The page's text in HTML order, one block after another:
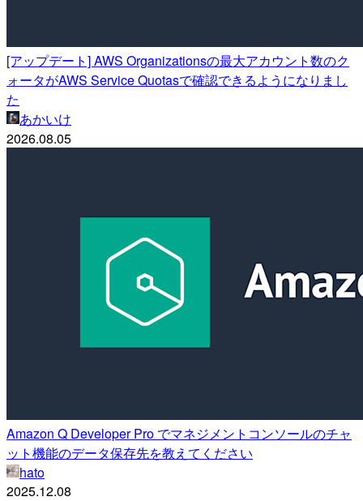
[アップデート] AWS Organizationsの最大アカウント数のク
ォータがAWS Service Quotasで確認できるようになりまし
た
あかいけ
2026.08.05
Amazon Q Developer Pro でマネジメントコンソールのチャ
ット機能のデータ保存先を教えてください
hato
2025.12.08